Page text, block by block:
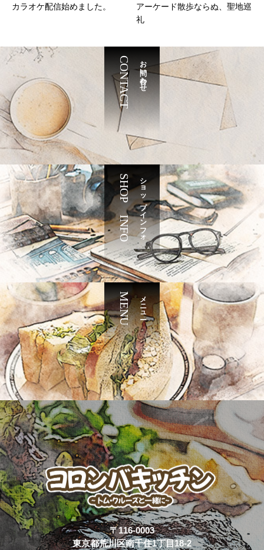
カラオケ配信始めました。
アーケード散歩ならぬ、聖地巡
礼
お問い合わせ
CONTACT
ショップインフォ
SHOP INFO
メニュー
MENU
〒116-0003
東京都荒川区南千住1丁目18-2